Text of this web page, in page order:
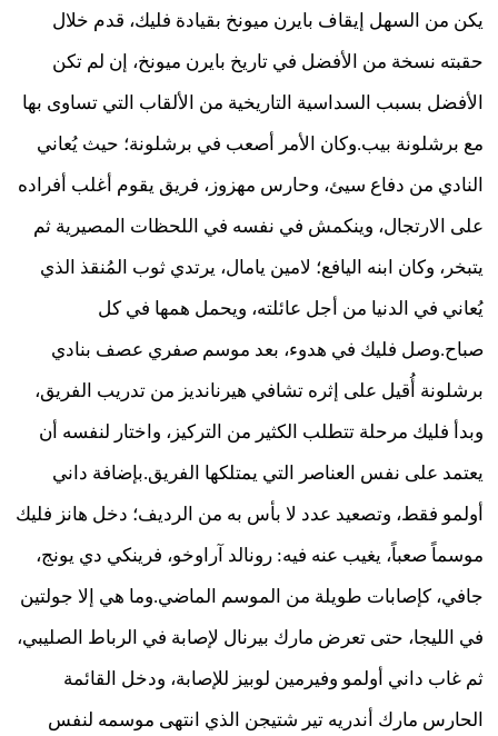
يكن من السهل إيقاف بايرن ميونخ بقيادة فليك، قدم خلال
حقبته نسخة من الأفضل في تاريخ بايرن ميونخ، إن لم تكن
الأفضل بسبب السداسية التاريخية من الألقاب التي تساوى بها
مع برشلونة بيب.وكان الأمر أصعب في برشلونة؛ حيث يُعاني
النادي من دفاع سيئ، وحارس مهزوز، فريق يقوم أغلب أفراده
على الارتجال، وينكمش في نفسه في اللحظات المصيرية ثم
يتبخر، وكان ابنه اليافع؛ لامين يامال، يرتدي ثوب المُنقذ الذي
يُعاني في الدنيا من أجل عائلته، ويحمل همها في كل
صباح.وصل فليك في هدوء، بعد موسم صفري عصف بنادي
برشلونة أُقيل على إثره تشافي هيرنانديز من تدريب الفريق،
وبدأ فليك مرحلة تتطلب الكثير من التركيز، واختار لنفسه أن
يعتمد على نفس العناصر التي يمتلكها الفريق.بإضافة داني
أولمو فقط، وتصعيد عدد لا بأس به من الرديف؛ دخل هانز فليك
موسماً صعباً، يغيب عنه فيه: رونالد آراوخو، فرينكي دي يونج،
جافي، كإصابات طويلة من الموسم الماضي.وما هي إلا جولتين
في الليجا، حتى تعرض مارك بيرنال لإصابة في الرباط الصليبي،
ثم غاب داني أولمو وفيرمين لوبيز للإصابة، ودخل القائمة
الحارس مارك أندريه تير شتيجن الذي انتهى موسمه لنفس